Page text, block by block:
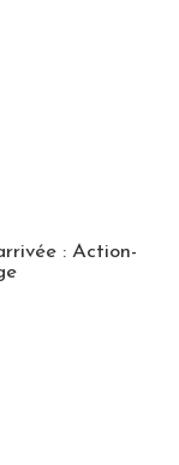
: Action-